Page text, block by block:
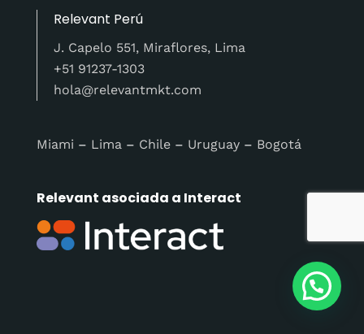
Relevant Perú
J. Capelo 551, Miraflores, Lima
+51 91237-1303
hola@relevantmkt.com
Relevant asociada a Interact
Miami – Lima– Chile– Uruguay– Bogotá